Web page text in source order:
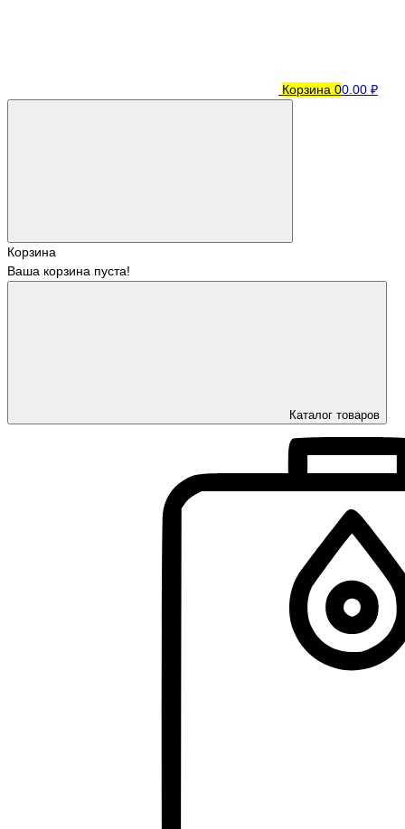
Корзина 00.00 ₽
Корзина
Ваша корзина пуста!
Каталог товаров